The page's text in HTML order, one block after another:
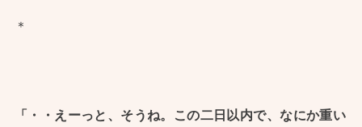
＊
「・・えーっと、そうね。この二日以内で、なにか重い